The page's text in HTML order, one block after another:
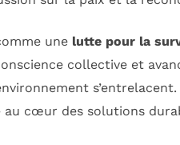
une lutte pour la
collective et
au cœur des solutions